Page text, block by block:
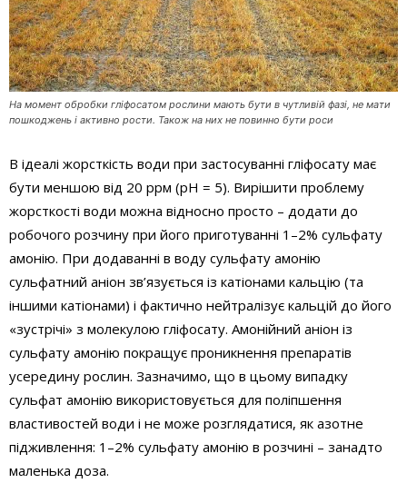
На момент обробки гліфосатом рослини мають бути в чутливій фазі, не мати
пошкоджень і активно рости. Також на них не повинно бути роси
В ідеалі жорсткість води при застосуванні гліфосату має
бути меншою від 20 ррм (pH = 5). Вирішити проблему
жорсткості води можна відносно просто – додати до
робочого розчину при його приготуванні 1–2% сульфату
амонію. При додаванні в воду сульфату амонію
сульфатний аніон зв’язується із катіонами кальцію (та
іншими катіонами) і фактично нейтралізує кальцій до його
«зустрічі» з молекулою гліфосату. Амонійний аніон із
сульфату амонію покращує проникнення препаратів
усередину рослин. Зазначимо, що в цьому випадку
сульфат амонію використовується для поліпшення
властивостей води і не може розглядатися, як азотне
підживлення: 1–2% сульфату амонію в розчині – занадто
маленька доза.